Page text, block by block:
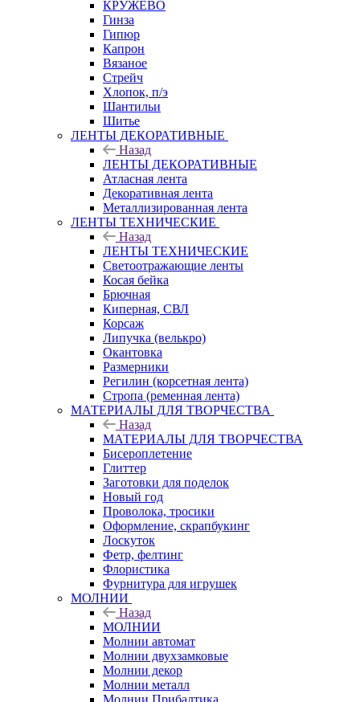
КРУЖЕВО
Гинза
Гипюр
Капрон
Вязаное
Стрейч
Хлопок, п/э
Шантильи
Шитье
ЛЕНТЫ ДЕКОРАТИВНЫЕ
Назад
ЛЕНТЫ ДЕКОРАТИВНЫЕ
Атласная лента
Декоративная лента
Металлизированная лента
ЛЕНТЫ ТЕХНИЧЕСКИЕ
Назад
ЛЕНТЫ ТЕХНИЧЕСКИЕ
Светоотражающие ленты
Косая бейка
Брючная
Киперная, СВЛ
Корсаж
Липучка (велькро)
Окантовка
Размерники
Регилин (корсетная лента)
Стропа (ременная лента)
МАТЕРИАЛЫ ДЛЯ ТВОРЧЕСТВА
Назад
МАТЕРИАЛЫ ДЛЯ ТВОРЧЕСТВА
Бисероплетение
Глиттер
Заготовки для поделок
Новый год
Проволока, тросики
Оформление, скрапбукинг
Лоскуток
Фетр, фелтинг
Флористика
Фурнитура для игрушек
МОЛНИИ
Назад
МОЛНИИ
Молнии автомат
Молнии двухзамковые
Молнии декор
Молнии металл
Молнии Прибалтика